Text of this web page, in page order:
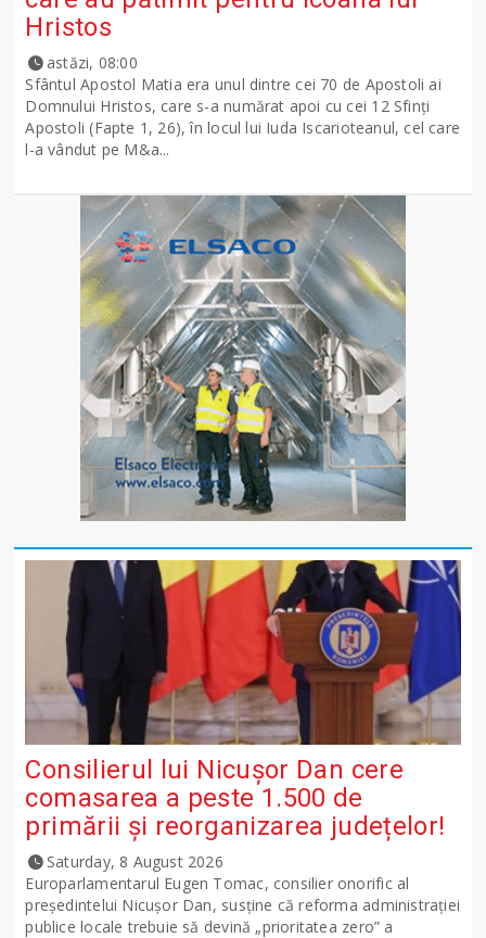
Hristos
astăzi, 08:00
Sfântul Apostol Matia era unul dintre cei 70 de Apostoli ai
Domnului Hristos, care s-a numărat apoi cu cei 12 Sfinţi
Apostoli (Fapte 1, 26), în locul lui Iuda Iscarioteanul, cel care
l-a vândut pe M&a...
Consilierul lui Nicușor Dan cere
comasarea a peste 1.500 de
primării și reorganizarea județelor!
Saturday, 8 August 2026
Europarlamentarul Eugen Tomac, consilier onorific al
președintelui Nicușor Dan, susține că reforma administrației
publice locale trebuie să devină „prioritatea zero” a